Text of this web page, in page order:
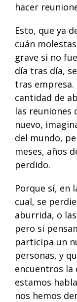
hacer
Esto, que ya
cuán
grave si no
día tras día,
tras empresa.
cantidad de
las reuniones
nuevo,
del mundo,
meses, años
perdido.
Porque sí, en
cual, se
aburrida, o
pero si
participa un
personas, y
encuentros la
estamos
nos hemos